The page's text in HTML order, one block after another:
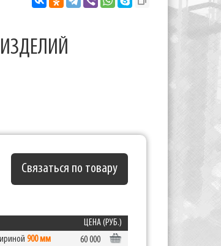
Связаться по товару
ЦЕНА (РУБ.)
900 мм
60 000